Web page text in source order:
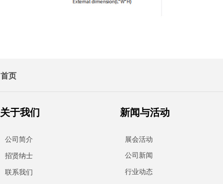
关于我们 新闻与活动
公司简介
招贤纳士
联系我们
展会活动
公司新闻
行业动态
首页